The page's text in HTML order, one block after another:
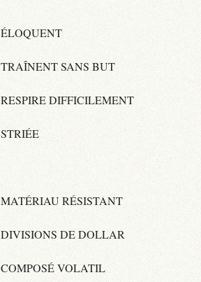
ÉLOQUENT
TRAÎNENT SANS BUT
RESPIRE DIFFICILEMENT
STRIÉE
MATÉRIAU RÉSISTANT
DIVISIONS DE DOLLAR
COMPOSÉ VOLATIL